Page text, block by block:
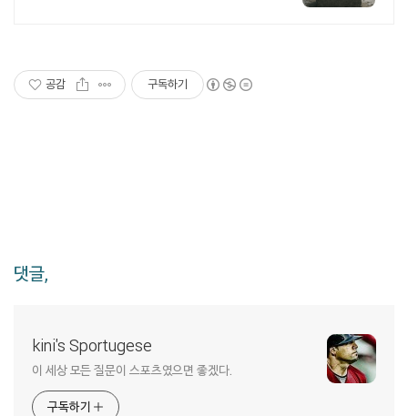
공감 구독하기
댓글,
kini's Sportugese
이 세상 모든 질문이 스포츠였으면 좋겠다.
구독하기